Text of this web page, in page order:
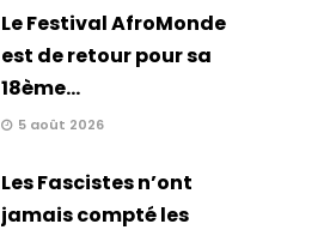
Le Festival AfroMonde
est de retour pour sa
18ème...
5 août 2026
Les Fascistes n’ont
jamais compté les